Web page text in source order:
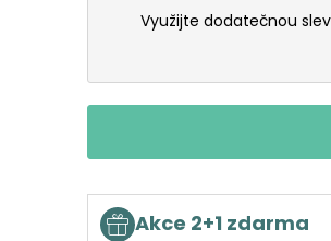
Využijte dodatečnou
Akce 2+1 zdarma